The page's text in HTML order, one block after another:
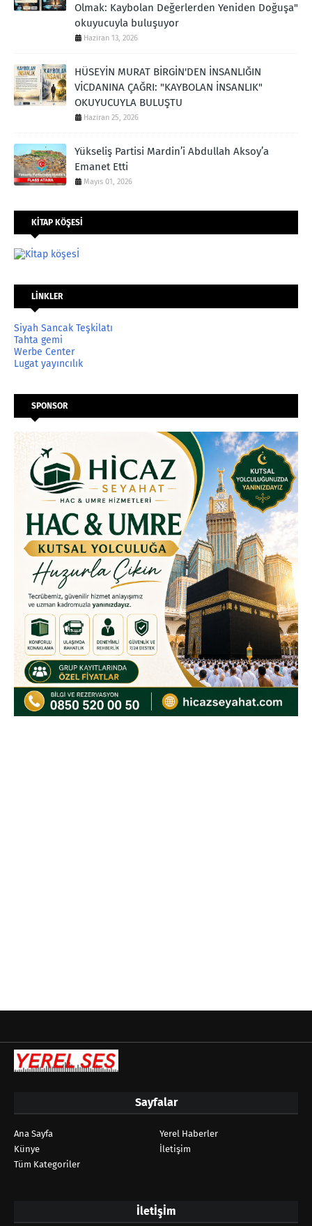
Olmak: Kaybolan Değerlerden Yeniden Doğuşa"
okuyucuyla buluşuyor
Haziran 13, 2026
HÜSEYİN MURAT BİRGİN'DEN İNSANLIĞIN
VİCDANINA ÇAĞRI: "KAYBOLAN İNSANLIK"
OKUYUCUYLA BULUŞTU
Haziran 25, 2026
Yükseliş Partisi Mardin’i Abdullah Aksoy’a
Emanet Etti
Mayıs 01, 2026
KİTAP KÖŞESİ
LİNKLER
Siyah Sancak Teşkilatı
Tahta gemi
Werbe Center
Lugat yayıncılık
SPONSOR
Sayfalar
Ana Sayfa
Yerel Haberler
Künye
İletişim
Tüm Kategoriler
İletİşİm